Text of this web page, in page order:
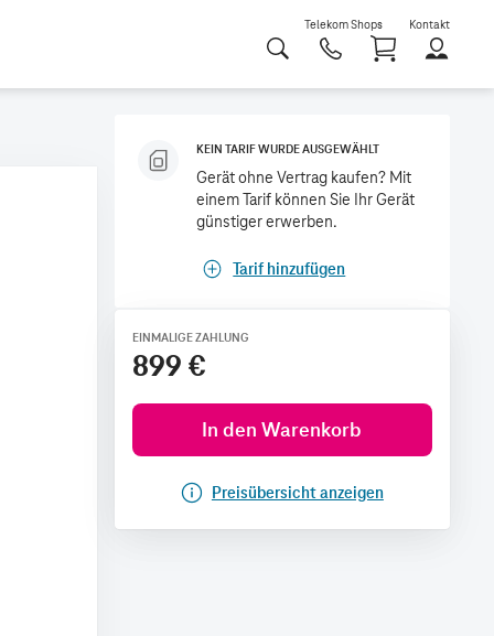
Telekom Shops Kontakt
KEIN TARIF WURDE AUSGEWÄHLT
Gerät ohne Vertrag kaufen? Mit
einem Tarif können Sie Ihr Gerät
günstiger erwerben.
Tarif hinzufügen
EINMALIGE ZAHLUNG
899 €
In den Warenkorb
Preisübersicht anzeigen